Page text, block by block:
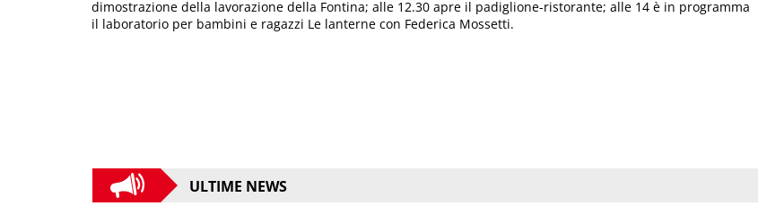
dimostrazione della lavorazione della Fontina; alle 12.30 apre il padiglione-ristorante; alle 14 è in programma
il laboratorio per bambini e ragazzi Le lanterne con Federica Mossetti.
ULTIME NEWS